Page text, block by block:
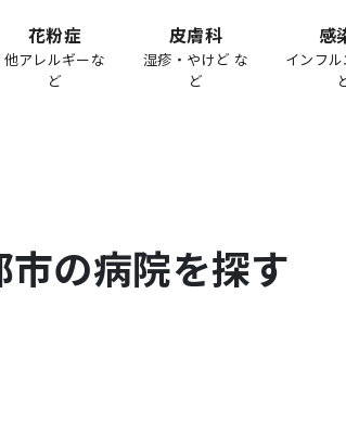
花粉症
他アレルギーな
ど
皮膚科
湿疹・やけど な
ど
感
インフ
市の病院を探す